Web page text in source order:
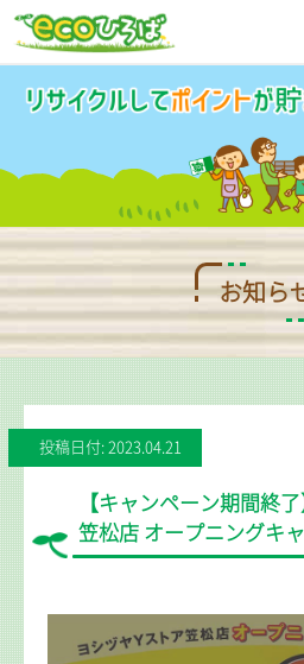
使い方
お問い合わ
お知ら
投稿日付: 2023.04.21
【キャンペーン期間終
笠松店 オープニングキ